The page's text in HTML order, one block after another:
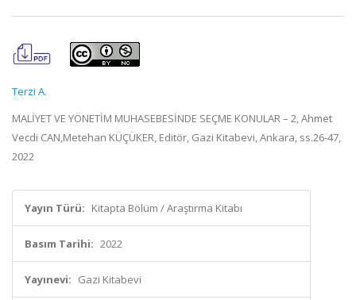
Terzi A.
MALİYET VE YÖNETİM MUHASEBESİNDE SEÇME KONULAR – 2, Ahmet
Vecdi CAN,Metehan KÜÇÜKER, Editör, Gazi Kitabevi, Ankara, ss.26-47,
2022
Yayın Türü: Kitapta Bölüm / Araştırma Kitabı
Basım Tarihi: 2022
Yayınevi: Gazi Kitabevi